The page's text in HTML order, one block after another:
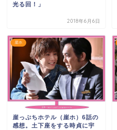
光る回！」
2018年6月6日
崖ホ
崖っぷちホテル（崖ホ）6話の
感想。土下座をする時貞に宇